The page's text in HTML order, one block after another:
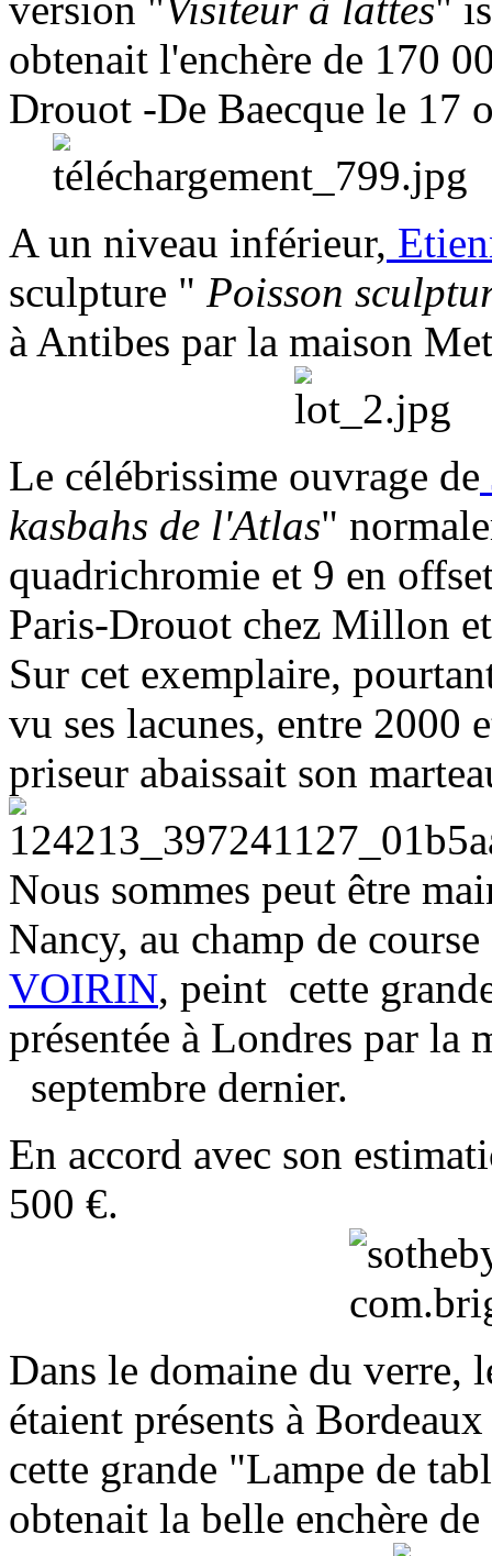
obtenait l'enchère de 170
Drouot -De Baecque le 17
A un niveau inférieur,
sculpture " Poisson
à Antibes par la maison
Le célébrissime ouvrage de
kasbahs de l'Atlas"
quadrichromie et 9 en
Paris-Drouot chez Millon
Sur cet exemplaire,
vu ses lacunes, entre 2000
priseur abaissait son
Nous sommes peut être
Nancy, au champ de
VOIRIN, peint cette
présentée à Londres par
septembre dernier.
En accord avec son
500 €.
Dans le domaine du verre,
étaient présents à
cette grande "Lampe de
obtenait la belle enchère